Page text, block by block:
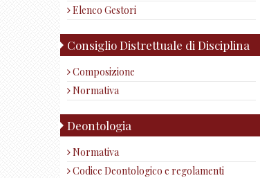
Elenco Gestori
Consiglio Distrettuale di Disciplina
Composizione
Normativa
Deontologia
Normativa
Codice Deontologico e regolamenti